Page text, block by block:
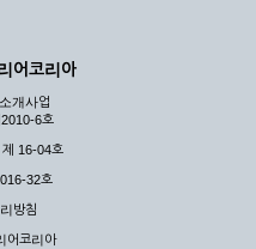
여야 합니다.
만, 관계법령에 의하여 국가
우에는 해당 되지 않습니다.
견이나 불만이 정당하다고
며, 즉시 처리가 곤란한 경
.
어코리아
개사업
2010-6호
제 16-04호
32호
방침
어코리아